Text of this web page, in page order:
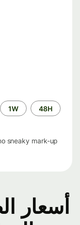
الفترة
الزمنية
48H
1W
no sneaky mark-up